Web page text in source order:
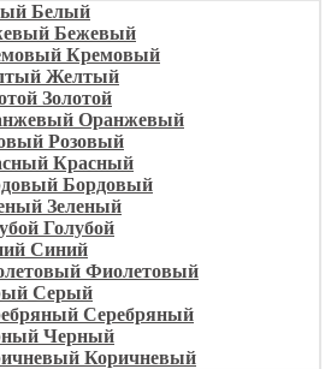
Белый
Бежевый
Кремовый
Желтый
Золотой
Оранжевый
Розовый
Красный
Бордовый
Зеленый
Голубой
Синий
Фиолетовый
Серый
Серебряный
Черный
Коричневый